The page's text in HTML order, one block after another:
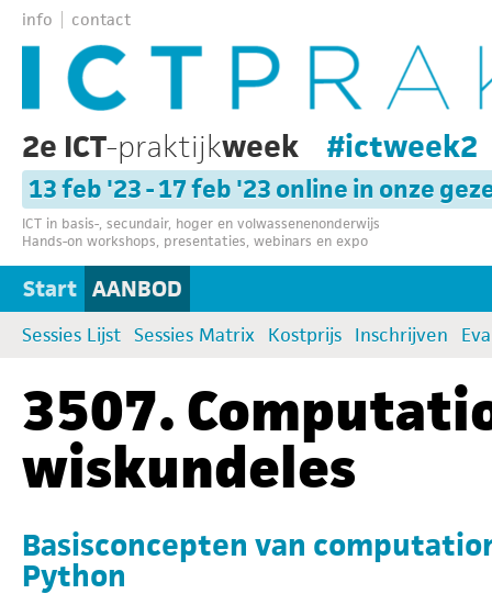
info contact
2e ICT-praktijkweek #ictweek2
13 feb '23 - 17 feb '23 online in onze
ICT in basis-, secundair, hoger en volwassenenonderwijs
Hands-on workshops, presentaties, webinars en expo
Start AANBOD
Sessies Lijst Sessies Matrix Kostprijs Inschrijven
3507.
wiskundeles
Basisconcepten van
Python